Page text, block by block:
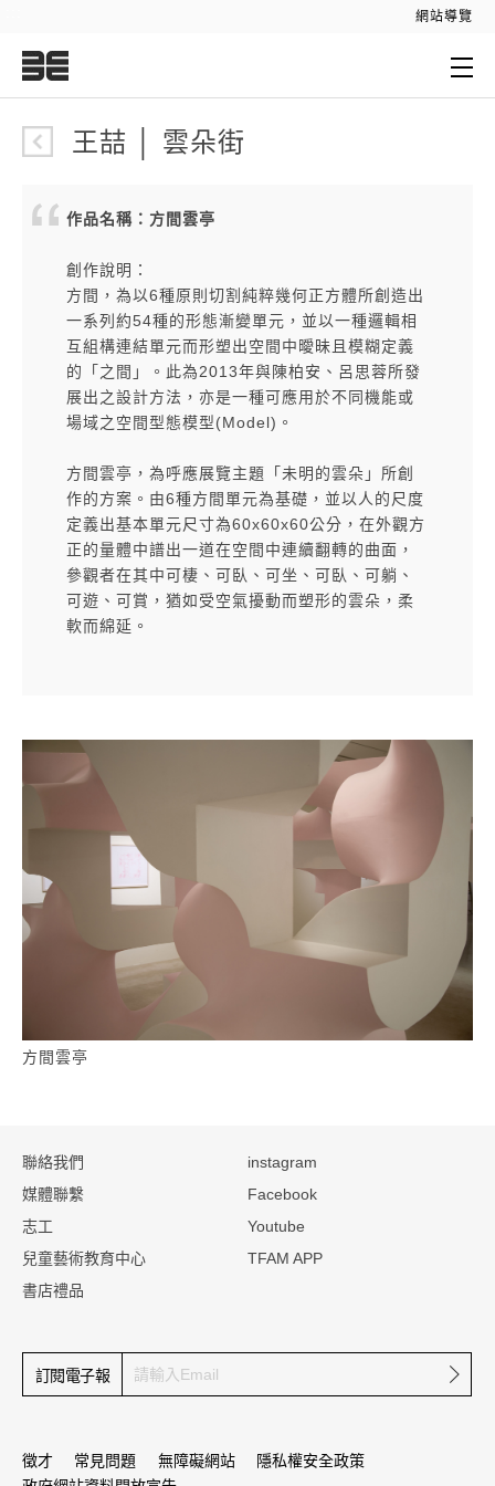
網站導覽
王喆 │ 雲朵街
作品名稱：方間雲亭
創作說明：
方間，為以6種原則切割純粹幾何正方體所創造出
一系列約54種的形態漸變單元，並以一種邏輯相
互組構連結單元而形塑出空間中曖昧且模糊定義
的「之間」。此為2013年與陳柏安、呂思蓉所發
展出之設計方法，亦是一種可應用於不同機能或
場域之空間型態模型(Model)。
方間雲亭，為呼應展覽主題「未明的雲朵」所創
作的方案。由6種方間單元為基礎，並以人的尺度
定義出基本單元尺寸為60x60x60公分，在外觀方
正的量體中譜出一道在空間中連續翻轉的曲面，
參觀者在其中可棲、可臥、可坐、可臥、可躺、
可遊、可賞，猶如受空氣擾動而塑形的雲朵，柔
軟而綿延。
方間雲亭
聯絡我們
媒體聯繫
志工
兒童藝術教育中心
書店禮品
instagram
Facebook
Youtube
TFAM APP
訂閱電子報 確定
徵才 常見問題 無障礙網站
隱私權安全政策